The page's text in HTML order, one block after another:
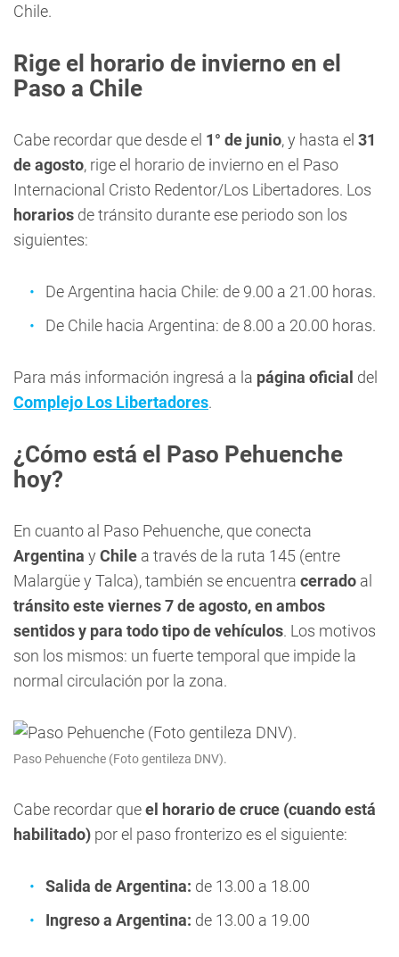
Chile.
Rige el horario de invierno en el
Paso a Chile
Cabe recordar que desde el 1° de junio, y hasta el 31
de agosto, rige el horario de invierno en el Paso
Internacional Cristo Redentor/Los Libertadores. Los
horarios de tránsito durante ese periodo son los
siguientes:
De Argentina hacia Chile: de 9.00 a 21.00 horas.
De Chile hacia Argentina: de 8.00 a 20.00 horas.
Para más información ingresá a la página oficial del
Complejo Los Libertadores.
¿Cómo está el Paso Pehuenche
hoy?
En cuanto al Paso Pehuenche, que conecta
Argentina y Chile a través de la ruta 145 (entre
Malargüe y Talca), también se encuentra cerrado al
tránsito este viernes 7 de agosto, en ambos
sentidos y para todo tipo de vehículos. Los motivos
son los mismos: un fuerte temporal que impide la
normal circulación por la zona.
Paso Pehuenche (Foto gentileza DNV).
Cabe recordar queel horario de cruce (cuando está
habilitado) por el paso fronterizo es el siguiente:
Salida de Argentina: de 13.00 a 18.00
Ingreso a Argentina: de 13.00 a 19.00